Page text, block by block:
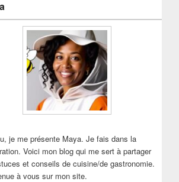
je me présente Maya. Je fais dans la
Voici mon blog qui me sert à partager
et conseils de cuisine/de gastronomie.
à vous sur mon site.